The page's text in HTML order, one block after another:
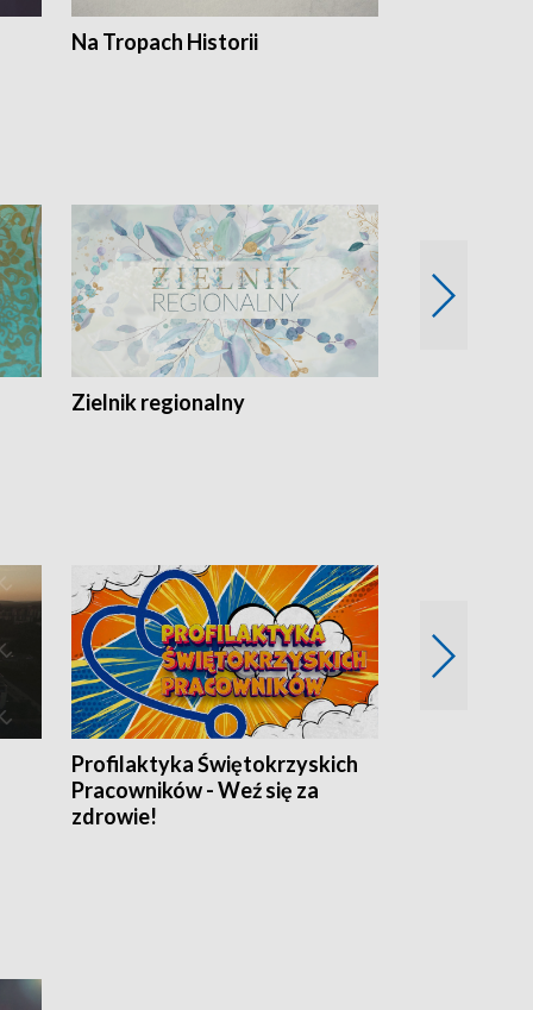
Na Tropach Historii
Zielnik regionalny
Profilaktyka Świętokrzyskich
Pracowników - Weź się za
zdrowie!